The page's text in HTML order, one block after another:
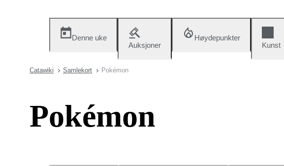
Denne uke
Auksjoner
Høydepunkter
Kunst
Catawiki Samlekort Pokémon
Pokémon